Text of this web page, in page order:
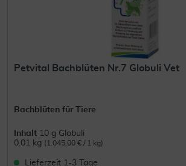
Petvital Bachblüten Nr.7 Globuli Vet
Bachblüten für Tiere
Inhalt 10 g Globuli
0.01 kg (1.045,00 € / 1 kg)
Lieferzeit 1-3 Tage